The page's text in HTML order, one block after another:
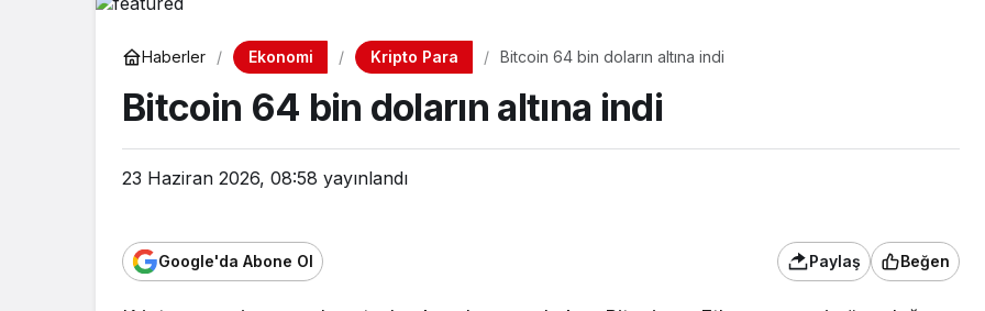
Haberler Ekonomi Kripto Para Bitcoin 64 bin doların altına indi
Bitcoin 64 bin doların altına indi
23 Haziran 2026, 08:58 yayınlandı
Google'da Abone Ol Paylaş Beğen